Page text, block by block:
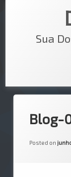
Sua
Blog-
Posted on